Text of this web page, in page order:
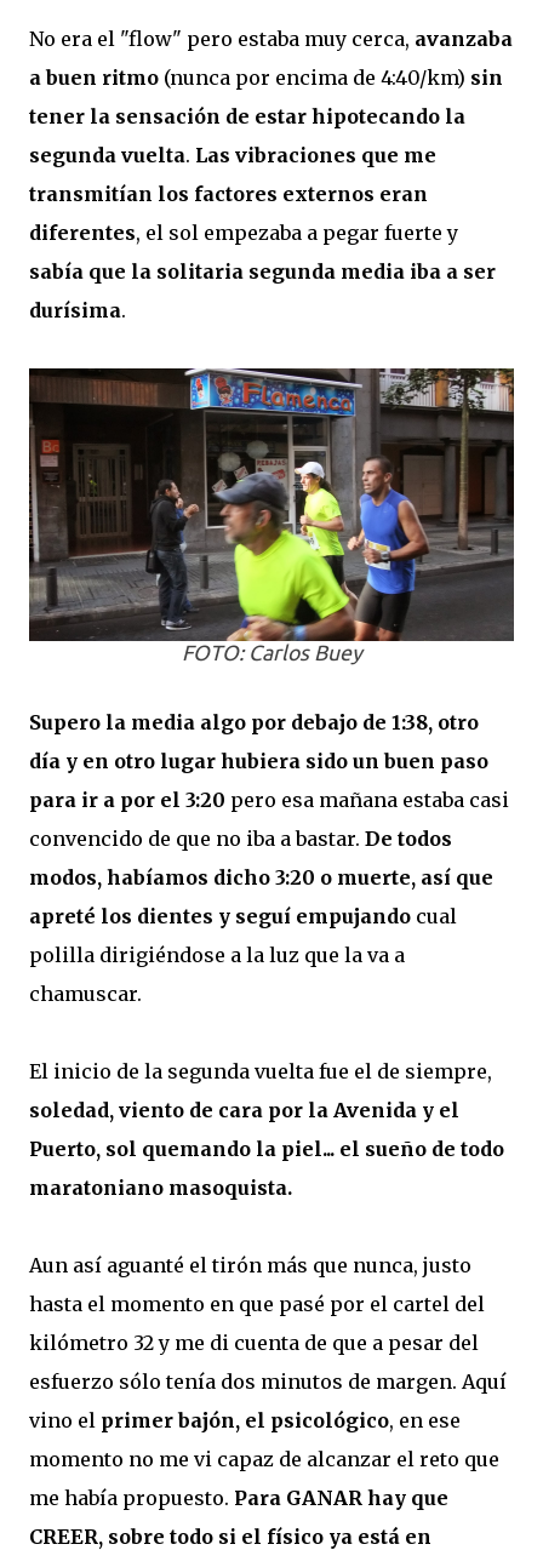
No era el "flow" pero estaba muy cerca, avanzaba
a buen ritmo (nunca por encima de 4:40/km) sin
tener la sensación de estar hipotecando la
segunda vuelta. Las vibraciones que me
transmitían los factores externos eran
diferentes, el sol empezaba a pegar fuerte y
sabía que la solitaria segunda media iba a ser
durísima.
FOTO: Carlos Buey
Supero la media algo por debajo de 1:38, otro
día y en otro lugar hubiera sido un buen paso
para ir a por el 3:20 pero esa mañana estaba casi
convencido de que no iba a bastar. De todos
modos, habíamos dicho 3:20 o muerte, así que
apreté los dientes y seguí empujando cual
polilla dirigiéndose a la luz que la va a
chamuscar.
El inicio de la segunda vuelta fue el de siempre,
soledad, viento de cara por la Avenida y el
Puerto, sol quemando la piel... el sueño de todo
maratoniano masoquista.
Aun así aguanté el tirón más que nunca, justo
hasta el momento en que pasé por el cartel del
kilómetro 32 y me di cuenta de que a pesar del
esfuerzo sólo tenía dos minutos de margen. Aquí
vino el primer bajón, el psicológico, en ese
momento no me vi capaz de alcanzar el reto que
me había propuesto. Para GANAR hay que
CREER, sobre todo si el físico ya está en